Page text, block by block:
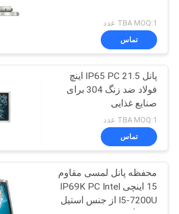
TBA MOQ:1 عدد
تماس
پانل IP65 PC 21.5 اینچ
فولاد ضد زنگ 304 برای
صنایع غذایی
TBA MOQ:1 عدد
تماس
محفظه پانل لمسی مقاوم
15 اینچی IP69K PC Intel
I5-7200U از جنس استیل